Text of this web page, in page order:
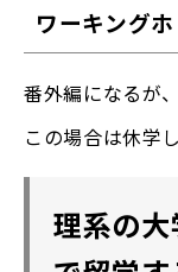
ワーキング
番外編になるが
この場合は休学
理系の